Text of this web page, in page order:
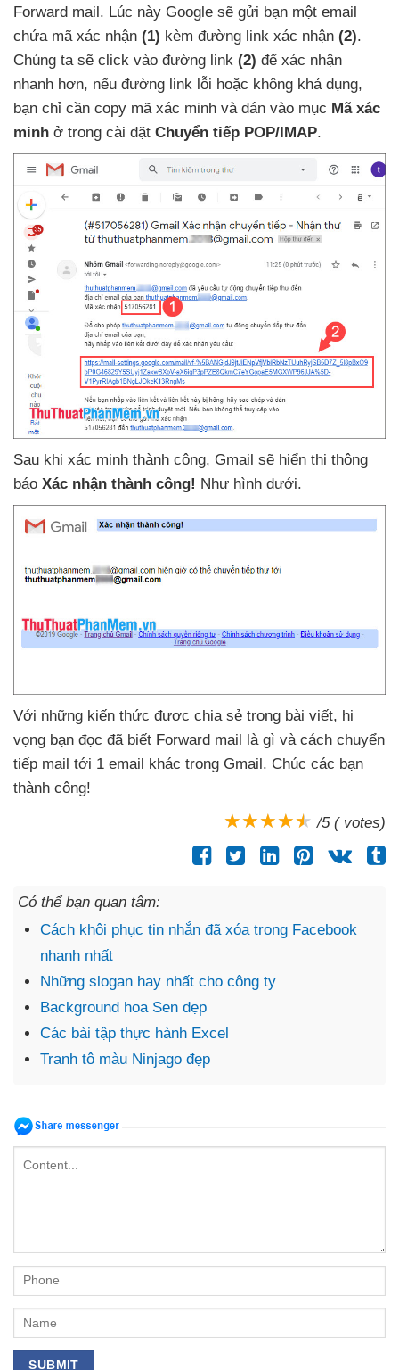
Forward mail. Lúc này Google sẽ gửi bạn một email
chứa mã xác nhận (1) kèm đường link xác nhận (2).
Chúng ta sẽ click vào đường link (2) để xác nhận
nhanh hơn, nếu đường link lỗi hoặc không khả dụng,
bạn chỉ cần copy mã xác minh và dán vào mục Mã xác
minh ở trong cài đặt Chuyển tiếp POP/IMAP.
Sau khi xác minh thành công, Gmail sẽ hiển thị thông
báo Xác nhận thành công! Như hình dưới.
Với những kiến thức được chia sẻ trong bài viết, hi
vọng bạn đọc đã biết Forward mail là gì và cách chuyển
tiếp mail tới 1 email khác trong Gmail . Chúc các bạn
thành công!
/5 ( votes)
Có thể bạn quan tâm:
Cách khôi phục tin nhắn đã xóa trong Facebook
nhanh nhất
Những slogan hay nhất cho công ty
Background hoa Sen đẹp
Các bài tập thực hành Excel
Tranh tô màu Ninjago đẹp